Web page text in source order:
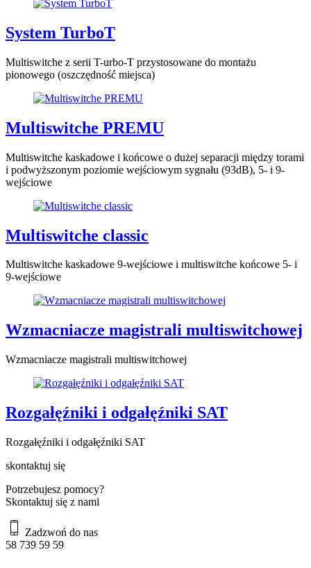
System TurboT
Multiswitche z serii T-urbo-T przystosowane do montażu
pionowego (oszczędność miejsca)
Multiswitche PREMU
Multiswitche kaskadowe i końcowe o dużej separacji między torami
i podwyższonym poziomie wejściowym sygnału (93dB), 5- i 9-
wejściowe
Multiswitche classic
Multiswitche kaskadowe 9-wejściowe i multiswitche końcowe 5- i
9-wejściowe
Wzmacniacze magistrali multiswitchowej
Wzmacniacze magistrali multiswitchowej
Rozgałęźniki i odgałęźniki SAT
Rozgałęźniki i odgałęźniki SAT
skontaktuj się
Potrzebujesz pomocy?
Skontaktuj się z nami
Zadzwoń do nas
58 739 59 59